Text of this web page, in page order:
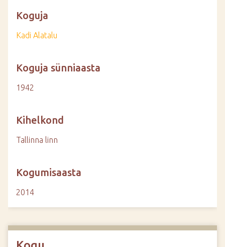
Koguja
Kadi Alatalu
Koguja sünniaasta
1942
Kihelkond
Tallinna linn
Kogumisaasta
2014